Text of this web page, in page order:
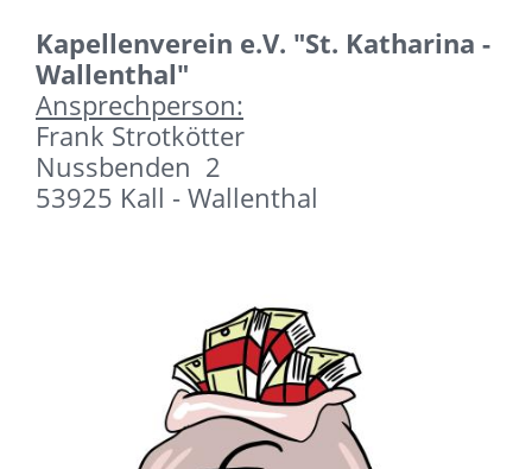
Kapellenverein e.V. "St. Katharina -
Wallenthal"
Ansprechperson:
Frank Strotkötter
Nussbenden 2
53925 Kall - Wallenthal